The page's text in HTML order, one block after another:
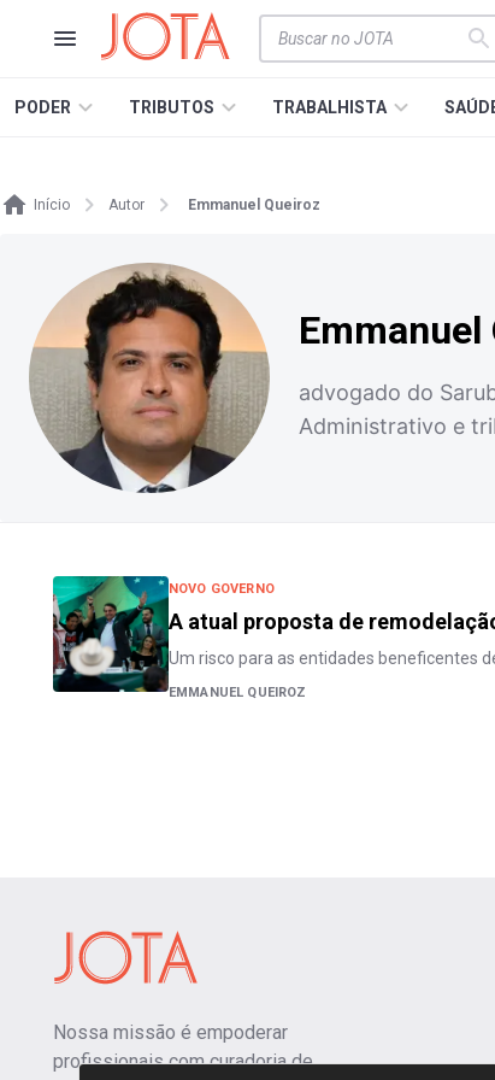
PODER TRIBUTOS TRABALHISTA
Início Autor Emmanuel Queiroz
Emmanuel
advogado do
Administrativo e
NOVO GOVERNO
A atual proposta de
Um risco para as entidades beneficentes
EMMANUEL QUEIROZ
Nossa missão é empoderar
profissionais com curadoria de